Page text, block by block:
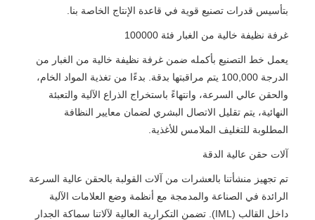
بتأسيس قدرات تصنيع قوية في قاعدة الإنتاج الخاصة بنا.
غرفة نظيفة خالية من الغبار فئة 100000
يعمل خط التصنيع بأكمله ضمن غرفة نظيفة خالية من الغبار من
الدرجة 100,000 يتم مراقبتها بدقة. بدءًا من تغذية المواد الخام،
والحقن عالي السرعة، وانتهاءً باستخراج الذراع الآلية والتعبئة
النهائية، يتم تقليل الاتصال البشري لضمان معايير النظافة
المطلوبة للتغليف الملامس للأغذية.
آلات حقن عالية الدقة
تم تجهيز منشأتنا بالعشرات من آلات القولبة بالحقن عالية السرعة
الرائدة في الصناعة والمدمجة مع أنظمة وضع العلامات الآلية
داخل القالب (IML). تضمن التكرارية العالية لآلاتنا سماكة الجدار